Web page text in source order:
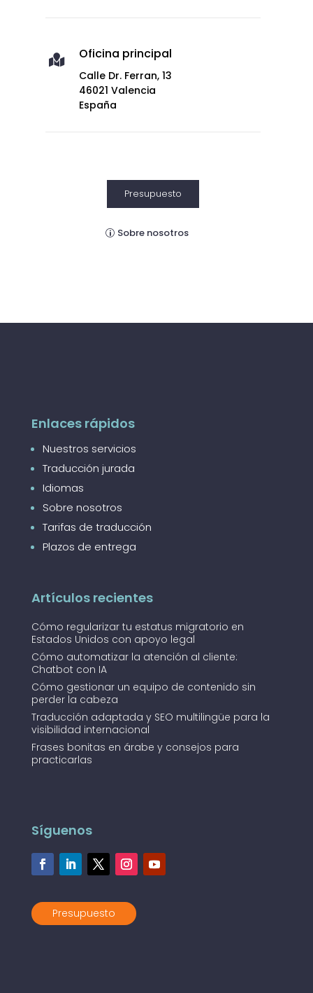
 Oficina principal
Calle Dr. Ferran, 13
46021 Valencia
España
Presupuesto
Sobre nosotros
Enlaces rápidos
Nuestros servicios
Traducción jurada
Idiomas
Sobre nosotros
Tarifas de traducción
Plazos de entrega
Artículos recientes
Cómo regularizar tu estatus migratorio en
Estados Unidos con apoyo legal
Cómo automatizar la atención al cliente:
Chatbot con IA
Cómo gestionar un equipo de contenido sin
perder la cabeza
Traducción adaptada y SEO multilingüe para la
visibilidad internacional
Frases bonitas en árabe y consejos para
practicarlas
Síguenos
Presupuesto